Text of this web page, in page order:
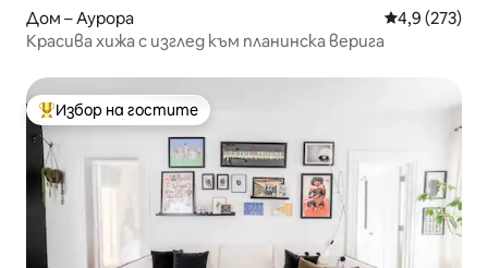
Дом – Аурора Средна
4,9 (273)
Красива хижа с изглед към планинска верига
Най-популярен избор на гостите
Избор на гостите